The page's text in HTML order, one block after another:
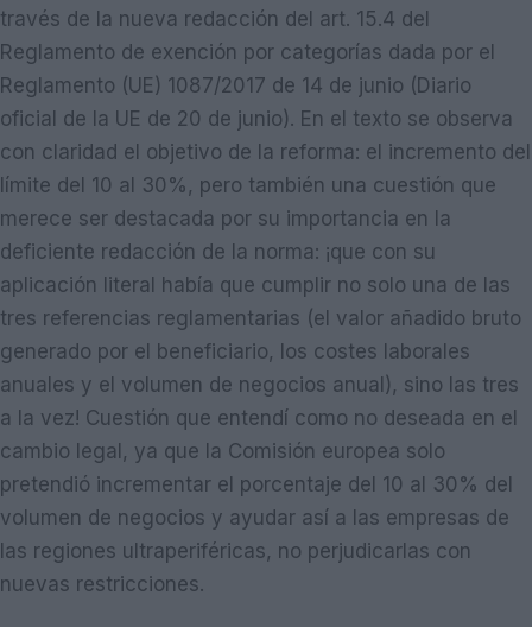
través de la nueva redacción del art. 15.4 del
Reglamento de exención por categorías dada por el
Reglamento (UE) 1087/2017 de 14 de junio (Diario
oficial de la UE de 20 de junio). En el texto se observa
con claridad el objetivo de la reforma: el incremento del
límite del 10 al 30%, pero también una cuestión que
merece ser destacada por su importancia en la
deficiente redacción de la norma: ¡que con su
aplicación literal había que cumplir no solo una de las
tres referencias reglamentarias (el valor añadido bruto
generado por el beneficiario, los costes laborales
anuales y el volumen de negocios anual), sino las tres
a la vez! Cuestión que entendí como no deseada en el
cambio legal, ya que la Comisión europea solo
pretendió incrementar el porcentaje del 10 al 30% del
volumen de negocios y ayudar así a las empresas de
las regiones ultraperiféricas, no perjudicarlas con
nuevas restricciones.